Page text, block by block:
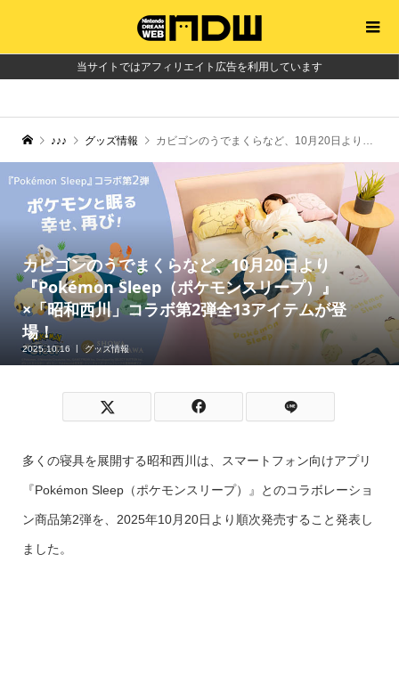
当サイトではアフィリエイト広告を利用しています
♪♪♪ グッズ情報 カビゴンのうでまくらなど、10月20日より『Pokémon Sleep（ポケモンスリープ）』×「昭和西川」コラボ第2弾全13アイテムが登場！
カビゴンのうでまくらなど、10月20日より
『Pokémon Sleep（ポケモンスリープ）』
×「昭和西川」コラボ第2弾全13アイテムが登
場！
2025.10.16 グッズ情報
多くの寝具を展開する昭和西川は、スマートフォン向けアプリ
『Pokémon Sleep（ポケモンスリープ）』とのコラボレーショ
ン商品第2弾を、2025年10月20日より順次発売すること発表し
ました。